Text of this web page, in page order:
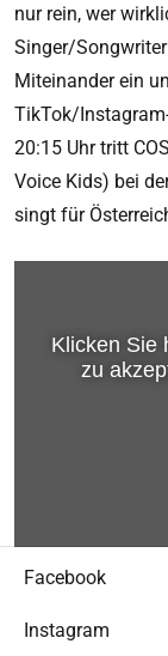
nur rein, wer
Singer/
Miteinander ein
TikTok/
20:15 Uhr tritt
Voice Kids) bei
singt für
Facebook
Instagram